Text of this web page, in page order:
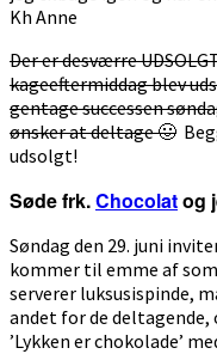
Kh Anne
Der er desværre
kageeftermiddag blev
gentage successen
ønsker at deltage 🙂
udsolgt!
Søde frk.Chocolatog
Søndag den 29. juni
kommer til emme af
serverer luksusispinde,
andet for de
’Lykken er chokolade’